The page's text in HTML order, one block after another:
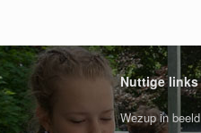
Nuttige links
Wezup in beeld